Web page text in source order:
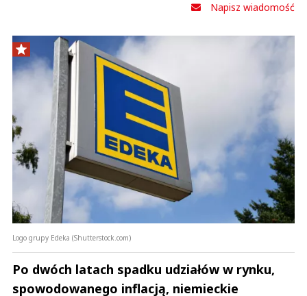
Napisz wiadomość
Logo grupy Edeka (Shutterstock.com)
Po dwóch latach spadku udziałów w rynku,
spowodowanego inflacją, niemieckie